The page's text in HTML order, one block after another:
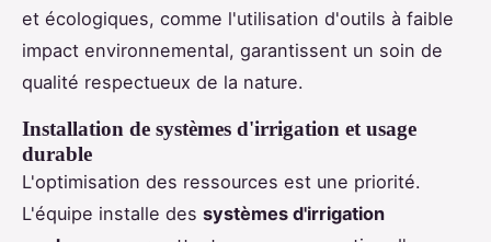
et écologiques, comme l'utilisation d'outils à faible
impact environnemental, garantissent un soin de
qualité respectueux de la nature.
Installation de systèmes d'irrigation et usage
durable
L'optimisation des ressources est une priorité.
L'équipe installe des systèmes d'irrigation